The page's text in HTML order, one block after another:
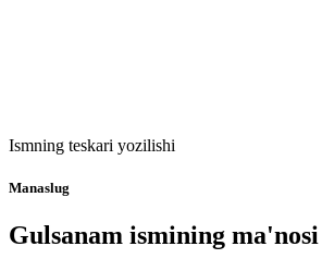
Ismning teskari yozilishi
Manaslug
Gulsanam ismining ma'nosi